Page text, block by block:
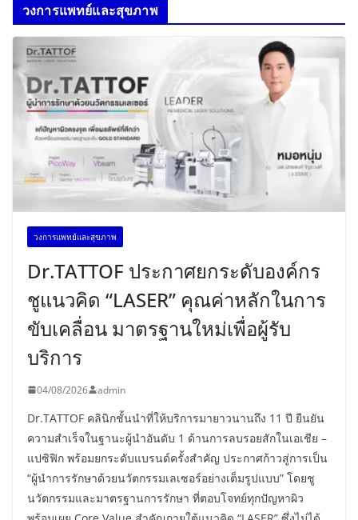
วงการแพทย์และสุขภาพ
วงการแพทย์และสุขภาพ
Dr.TATTOF ประกาศยกระดับองค์กร
ชูแนวคิด “LASER” คุณค่าหลักในการ
ขับเคลื่อน มาตรฐานใหม่เพื่อผู้รับ
บริการ
04/08/2026 admin
Dr.TATTOF คลินิกชั้นนำที่ให้บริการมายาวนานถึง 11 ปี ยืนยัน
ความสำเร็จในฐานะผู้นำอันดับ 1 ด้านการลบรอยสักในเอเชีย –
แปซิฟิก พร้อมยกระดับแบรนด์ครั้งสำคัญ ประกาศก้าวสู่การเป็น
“ผู้นำการรักษาด้วยนวัตกรรมเลเซอร์อย่างเต็มรูปแบบ” โดยชู
นวัตกรรมและมาตรฐานการรักษา ที่ตอบโจทย์ทุกปัญหาผิว